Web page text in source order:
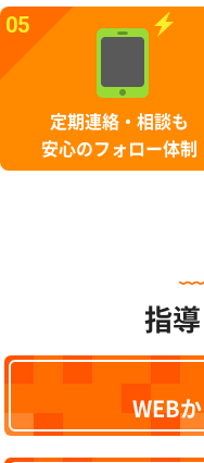
05
定期連絡・相談も
安心のフォロー体制
指
WEB